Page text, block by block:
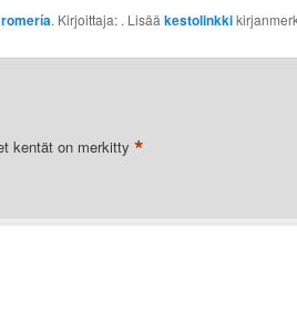
romería. Kirjoittaja: . Lisää kestolinkki
kentät on merkitty *